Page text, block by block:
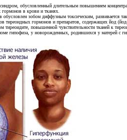
обусловленный длительным повышением
в крови и тканях.
обусловлен зобом диффузным токсическим, развивается
тиреоидных гормонов и препаратов, содержащих йод
тиреоидите, повышенной чувствительности тканей к
гипофиза, у новорожденных, родившихся у матерей с